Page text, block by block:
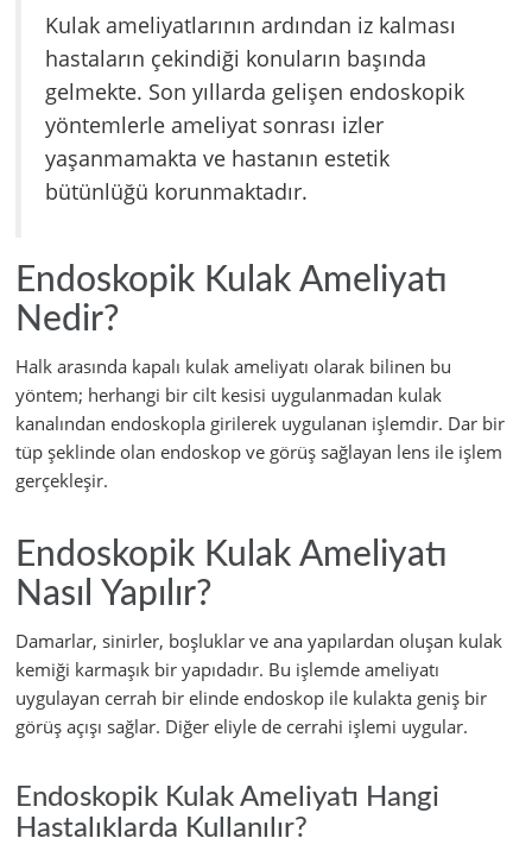
Kulak ameliyatlarının ardından iz kalması
hastaların çekindiği konuların başında
gelmekte. Son yıllarda gelişen endoskopik
yöntemlerle ameliyat sonrası izler
yaşanmamakta ve hastanın estetik
bütünlüğü korunmaktadır.
Endoskopik Kulak Ameliyatı
Nedir?
Halk arasında kapalı kulak ameliyatı olarak bilinen bu
yöntem; herhangi bir cilt kesisi uygulanmadan kulak
kanalından endoskopla girilerek uygulanan işlemdir. Dar bir
tüp şeklinde olan endoskop ve görüş sağlayan lens ile işlem
gerçekleşir.
Endoskopik Kulak Ameliyatı
Nasıl Yapılır?
Damarlar, sinirler, boşluklar ve ana yapılardan oluşan kulak
kemiği karmaşık bir yapıdadır. Bu işlemde ameliyatı
uygulayan cerrah bir elinde endoskop ile kulakta geniş bir
görüş açışı sağlar. Diğer eliyle de cerrahi işlemi uygular.
Endoskopik Kulak Ameliyatı Hangi
Hastalıklarda Kullanılır?